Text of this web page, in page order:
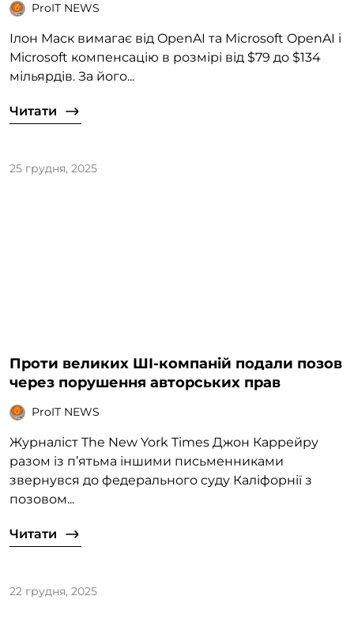
ProIT NEWS
Ілон Маск вимагає від OpenAI та Microsoft OpenAI і
Microsoft компенсацію в розмірі від $79 до $134
мільярдів. За його...
Читати
25 грудня, 2025
Проти великих ШІ-компаній подали позов
через порушення авторських прав
ProIT NEWS
Журналіст The New York Times Джон Каррейру
разом із п’ятьма іншими письменниками
звернувся до федерального суду Каліфорнії з
позовом...
Читати
22 грудня, 2025